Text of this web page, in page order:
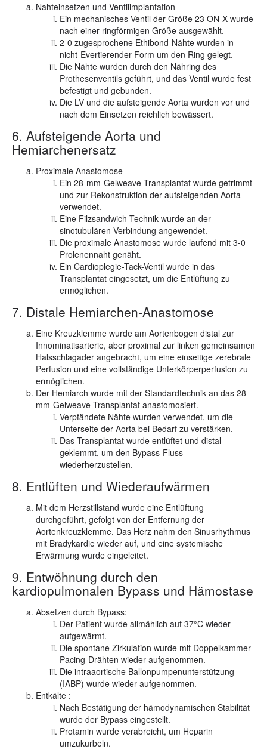
Nahteinsetzen und Ventilimplantation
Ein mechanisches Ventil der Größe 23 ON-X wurde
nach einer ringförmigen Größe ausgewählt.
2-0 zugesprochene Ethibond-Nähte wurden in
nicht-Evertierender Form um den Ring gelegt.
Die Nähte wurden durch den Nähring des
Prothesenventils geführt, und das Ventil wurde fest
befestigt und gebunden.
Die LV und die aufsteigende Aorta wurden vor und
nach dem Einsetzen reichlich bewässert.
6. Aufsteigende Aorta und
Hemiarchenersatz
Proximale Anastomose
Ein 28-mm-Gelweave-Transplantat wurde getrimmt
und zur Rekonstruktion der aufsteigenden Aorta
verwendet.
Eine Filzsandwich-Technik wurde an der
sinotubulären Verbindung angewendet.
Die proximale Anastomose wurde laufend mit 3-0
Prolenennaht genäht.
Ein Cardioplegie-Tack-Ventil wurde in das
Transplantat eingesetzt, um die Entlüftung zu
ermöglichen.
7. Distale Hemiarchen-Anastomose
Eine Kreuzklemme wurde am Aortenbogen distal zur
Innominatisarterie, aber proximal zur linken gemeinsamen
Halsschlagader angebracht, um eine einseitige zerebrale
Perfusion und eine vollständige Unterkörperperfusion zu
ermöglichen.
Der Hemiarch wurde mit der Standardtechnik an das 28-
mm-Gelweave-Transplantat anastomosiert.
Verpfändete Nähte wurden verwendet, um die
Unterseite der Aorta bei Bedarf zu verstärken.
Das Transplantat wurde entlüftet und distal
geklemmt, um den Bypass-Fluss
wiederherzustellen.
8. Entlüften und Wiederaufwärmen
Mit dem Herzstillstand wurde eine Entlüftung
durchgeführt, gefolgt von der Entfernung der
Aortenkreuzklemme. Das Herz nahm den Sinusrhythmus
mit Bradykardie wieder auf, und eine systemische
Erwärmung wurde eingeleitet.
9. Entwöhnung durch den
kardiopulmonalen Bypass und Hämostase
Absetzen durch Bypass:
Der Patient wurde allmählich auf 37°C wieder
aufgewärmt.
Die spontane Zirkulation wurde mit Doppelkammer-
Pacing-Drähten wieder aufgenommen.
Die intraaortische Ballonpumpenunterstützung
(IABP) wurde wieder aufgenommen.
Entkälte :
Nach Bestätigung der hämodynamischen Stabilität
wurde der Bypass eingestellt.
Protamin wurde verabreicht, um Heparin
umzukurbeln.